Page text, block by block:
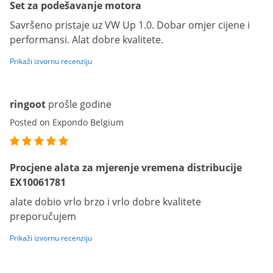
Set za podešavanje motora
Savršeno pristaje uz VW Up 1.0. Dobar omjer cijene i
performansi. Alat dobre kvalitete.
Prikaži izvornu recenziju
ringoot prošle godine
Posted on Expondo Belgium
Procjene alata za mjerenje vremena distribucije
EX10061781
alate dobio vrlo brzo i vrlo dobre kvalitete
preporučujem
Prikaži izvornu recenziju